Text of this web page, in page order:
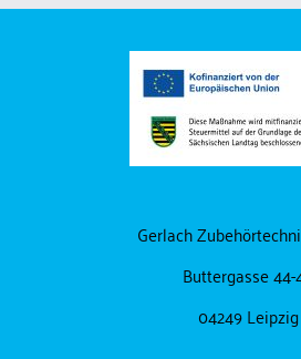
Gerlach
Buttergasse
04249 Leipzig